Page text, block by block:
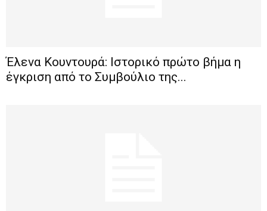
Έλενα Κουντουρά: Ιστορικό πρώτο βήμα η
έγκριση από το Συμβούλιο της...